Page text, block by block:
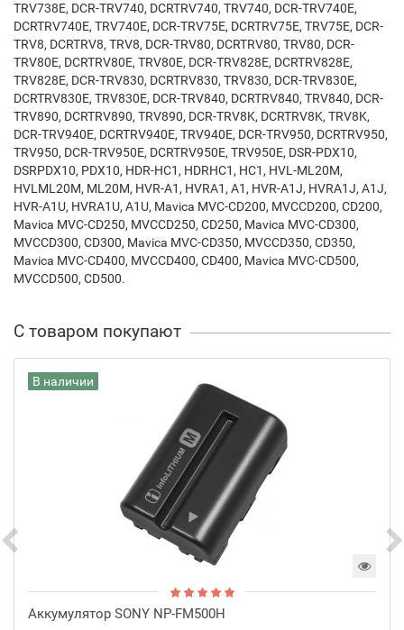
TRV738E, DCR-TRV740, DCRTRV740, TRV740, DCR-TRV740E,
DCRTRV740E, TRV740E, DCR-TRV75E, DCRTRV75E, TRV75E, DCR-
TRV8, DCRTRV8, TRV8, DCR-TRV80, DCRTRV80, TRV80, DCR-
TRV80E, DCRTRV80E, TRV80E, DCR-TRV828E, DCRTRV828E,
TRV828E, DCR-TRV830, DCRTRV830, TRV830, DCR-TRV830E,
DCRTRV830E, TRV830E, DCR-TRV840, DCRTRV840, TRV840, DCR-
TRV890, DCRTRV890, TRV890, DCR-TRV8K, DCRTRV8K, TRV8K,
DCR-TRV940E, DCRTRV940E, TRV940E, DCR-TRV950, DCRTRV950,
TRV950, DCR-TRV950E, DCRTRV950E, TRV950E, DSR-PDX10,
DSRPDX10, PDX10, HDR-HC1, HDRHC1, HC1, HVL-ML20M,
HVLML20M, ML20M, HVR-A1, HVRA1, A1, HVR-A1J, HVRA1J, A1J,
HVR-A1U, HVRA1U, A1U, Mavica MVC-CD200, MVCCD200, CD200,
Mavica MVC-CD250, MVCCD250, CD250, Mavica MVC-CD300,
MVCCD300, CD300, Mavica MVC-CD350, MVCCD350, CD350,
Mavica MVC-CD400, MVCCD400, CD400, Mavica MVC-CD500,
MVCCD500, CD500.
С товаром покупают
В наличии
Аккумулятор SONY NP-FM500H